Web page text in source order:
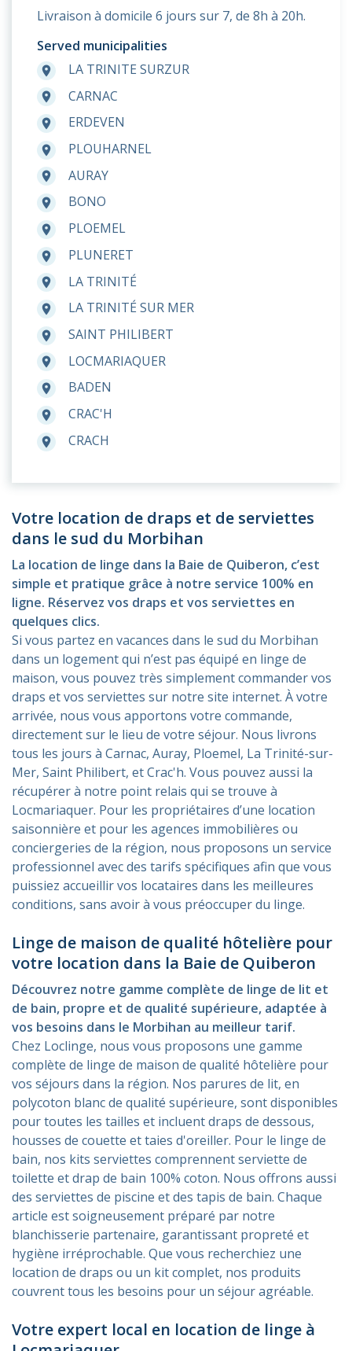
Livraison à domicile 6 jours sur 7, de 8h à 20h.
Served municipalities
room LA TRINITE SURZUR
room CARNAC
room ERDEVEN
room PLOUHARNEL
room AURAY
room BONO
room PLOEMEL
room PLUNERET
room LA TRINITÉ
room LA TRINITÉ SUR MER
room SAINT PHILIBERT
room LOCMARIAQUER
room BADEN
room CRAC'H
room CRACH
Votre location de draps et de serviettes
dans le sud du Morbihan
La location de linge dans la Baie de Quiberon, c’est
simple et pratique grâce à notre service 100% en
ligne. Réservez vos draps et vos serviettes en
quelques clics.
Si vous partez en vacances dans le sud du Morbihan
dans un logement qui n’est pas équipé en linge de
maison, vous pouvez très simplement commander vos
draps et vos serviettes sur notre site internet. À votre
arrivée, nous vous apportons votre commande,
directement sur le lieu de votre séjour. Nous livrons
tous les jours à Carnac, Auray, Ploemel, La Trinité-sur-
Mer, Saint Philibert, et Crac'h. Vous pouvez aussi la
récupérer à notre point relais qui se trouve à
Locmariaquer. Pour les propriétaires d’une location
saisonnière et pour les agences immobilières ou
conciergeries de la région, nous proposons un service
professionnel avec des tarifs spécifiques afin que vous
puissiez accueillir vos locataires dans les meilleures
conditions, sans avoir à vous préoccuper du linge.
Linge de maison de qualité hôtelière pour
votre location dans la Baie de Quiberon
Découvrez notre gamme complète de linge de lit et
de bain, propre et de qualité supérieure, adaptée à
vos besoins dans le Morbihan au meilleur tarif.
Chez Loclinge, nous vous proposons une gamme
complète de linge de maison de qualité hôtelière pour
vos séjours dans la région. Nos parures de lit, en
polycoton blanc de qualité supérieure, sont disponibles
pour toutes les tailles et incluent draps de dessous,
housses de couette et taies d'oreiller. Pour le linge de
bain, nos kits serviettes comprennent serviette de
toilette et drap de bain 100% coton. Nous offrons aussi
des serviettes de piscine et des tapis de bain. Chaque
article est soigneusement préparé par notre
blanchisserie partenaire, garantissant propreté et
hygiène irréprochable. Que vous recherchiez une
location de draps ou un kit complet, nos produits
couvrent tous les besoins pour un séjour agréable.
Votre expert local en location de linge à